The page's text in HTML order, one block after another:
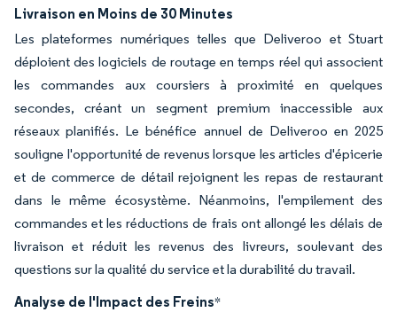
Livraison en Moins de 30 Minutes
Les plateformes numériques telles que Deliveroo et Stuart
déploient des logiciels de routage en temps réel qui associent
les commandes aux coursiers à proximité en quelques
secondes, créant un segment premium inaccessible aux
réseaux planifiés. Le bénéfice annuel de Deliveroo en 2025
souligne l'opportunité de revenus lorsque les articles d'épicerie
et de commerce de détail rejoignent les repas de restaurant
dans le même écosystème. Néanmoins, l'empilement des
commandes et les réductions de frais ont allongé les délais de
livraison et réduit les revenus des livreurs, soulevant des
questions sur la qualité du service et la durabilité du travail.
Analyse de l'Impact des Freins*